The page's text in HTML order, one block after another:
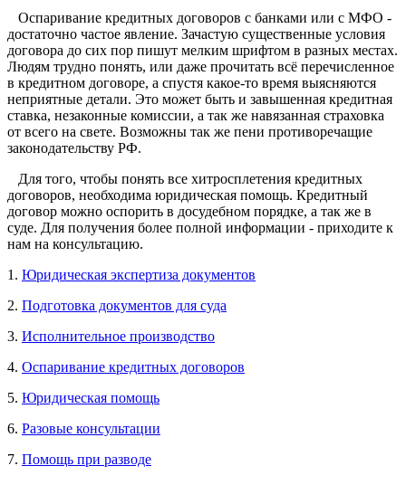
Оспаривание кредитных договоров с банками или с МФО -
достаточно частое явление. Зачастую существенные условия
договора до сих пор пишут мелким шрифтом в разных местах.
Людям трудно понять, или даже прочитать всё перечисленное
в кредитном договоре, а спустя какое-то время выясняются
неприятные детали. Это может быть и завышенная кредитная
ставка, незаконные комиссии, а так же навязанная страховка
от всего на свете. Возможны так же пени противоречащие
законодательству РФ.
Для того, чтобы понять все хитросплетения кредитных
договоров, необходима юридическая помощь. Кредитный
договор можно оспорить в досудебном порядке, а так же в
суде. Для получения более полной информации - приходите к
нам на консультацию.
1. Юридическая экспертиза документов
2. Подготовка документов для суда
3. Исполнительное производство
4. Оспаривание кредитных договоров
5. Юридическая помощь
6. Разовые консультации
7. Помощь при разводе